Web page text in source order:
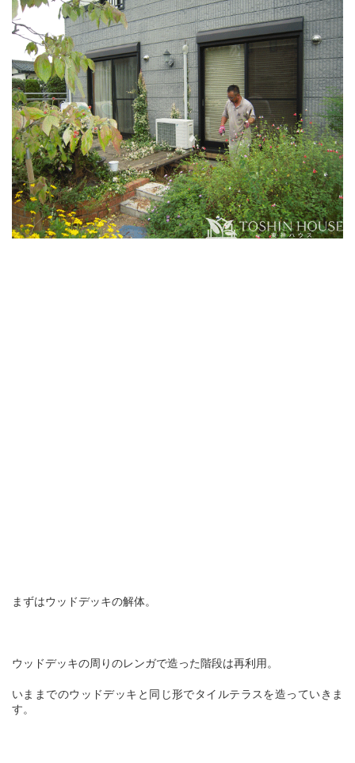
まずはウッドデッキの解体。
ウッドデッキの周りのレンガで造った階段は再利用。
いままでのウッドデッキと同じ形でタイルテラスを造っていきま
す。